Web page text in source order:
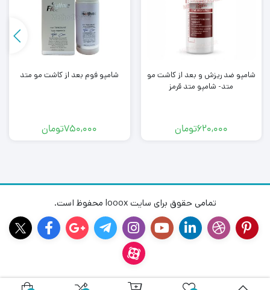
شامپو ضد ریزش و بعد از کاشت مو
متد- شامپو متد قرمز
620,000تومان
شامپو فوم بعد از کاشت مو متد
750,000تومان
تمامی حقوق برای سایت looox محفوظ است.